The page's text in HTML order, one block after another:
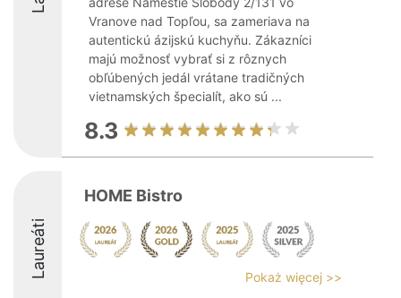
Vranove nad Topľou, sa zameriava na
autentickú ázijskú kuchyňu. Zákazníci
majú možnosť vybrať si z rôznych
obľúbených jedál vrátane tradičných
vietnamských špecialít, ako sú ...
8.3
Laureáti
HOME Bistro
Pokaż więcej >>